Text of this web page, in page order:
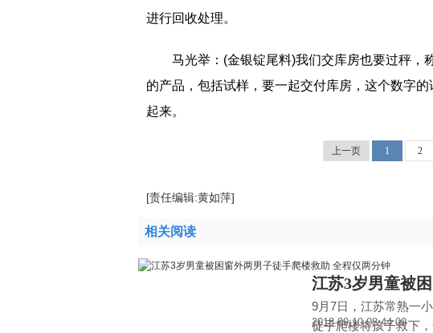
进行回收处理。
马光举：(金银锭尾料)我们交库房也要过秤，
的产品，包括试样，要一起交付库房，这个数字
起来。
上一页 1 2
[责任编辑:黄如萍]
相关阅读
江苏3岁男童被
9月7日，江苏常熟一
徒手爬楼将孩子救下
2018-09-10 08:44:09